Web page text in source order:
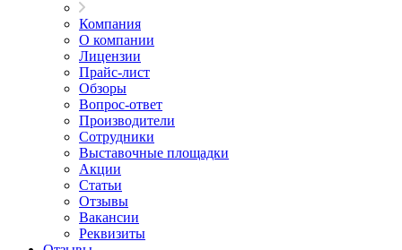
Компания
О компании
Лицензии
Прайс-лист
Обзоры
Вопрос-ответ
Производители
Сотрудники
Выставочные площадки
Акции
Статьи
Отзывы
Вакансии
Реквизиты